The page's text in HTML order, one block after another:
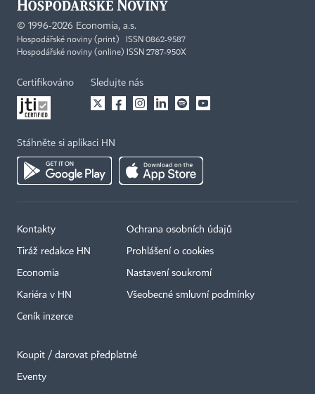
© 1996-2026 Economia, a.s.
Hospodářské noviny (print) ISSN 0862-9587
Hospodářské noviny (online) ISSN 2787-950X
Certifikováno Sledujte nás
Stáhněte si aplikaci HN
Kontakty
Tiráž redakce HN
Economia
Kariéra v HN
Ceník inzerce
Ochrana osobních údajů
Prohlášení o cookies
Nastavení soukromí
Všeobecné smluvní podmínky
Koupit / darovat předplatné
Eventy